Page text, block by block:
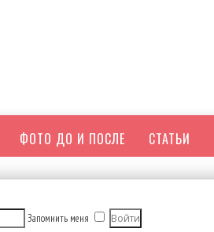
ФОТО ДО И ПОСЛЕ СТАТЬИ
Запомнить меня